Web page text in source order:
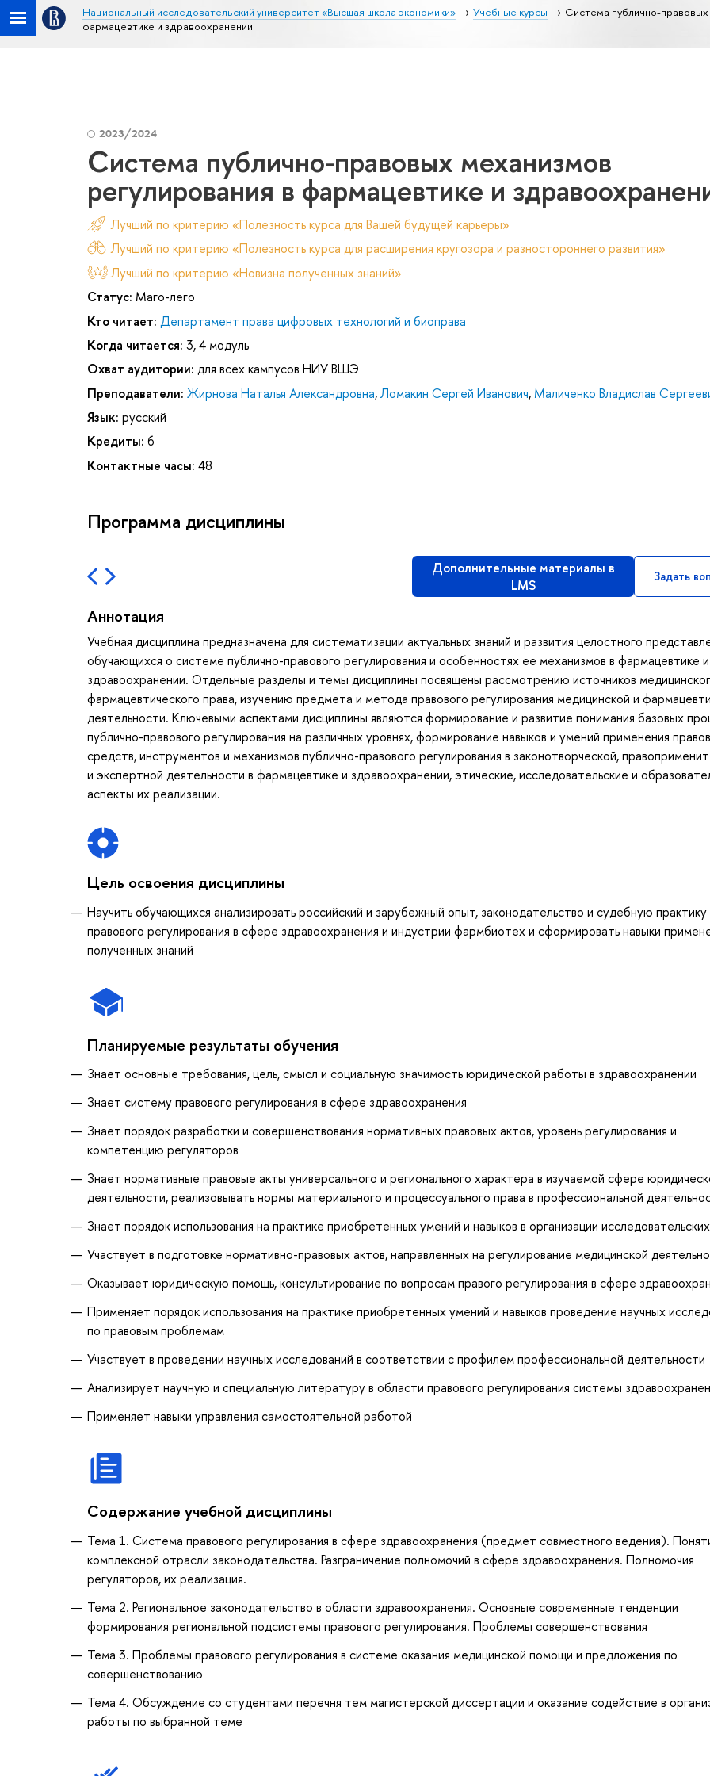
Национальный исследовательский университет «Высшая школа экономики» Учебные курсы
Система публично-
фармацевтике и здравоохранении
2023/2024
Система публично-правовых механизмов
регулирования в фармацевтике и
Лучший по критерию «Полезность курса для Вашей будущей карьеры»
Лучший по критерию «Полезность курса для расширения кругозора и разностороннего развития»
Лучший по критерию «Новизна полученных знаний»
Статус: Маго-лего
Кто читает: Департамент права цифровых технологий и биоправа
Когда читается: 3, 4 модуль
Охват аудитории: для всех кампусов НИУ ВШЭ
Преподаватели: Жирнова Наталья Александровна,Ломакин Сергей Иванович, Маличенко Владислав
Язык: русский
Кредиты: 6
Контактные часы: 48
Программа дисциплины
Дополнительные материалы в
LMS
Задать
Аннотация
Учебная дисциплина предназначена для систематизации актуальных знаний и развития целостного
обучающихся о системе публично-правового регулирования и особенностях ее механизмов в фармацевтике и
здравоохранении. Отдельные разделы и темы дисциплины посвящены рассмотрению источников
фармацевтического права, изучению предмета и метода правового регулирования медицинской и
деятельности. Ключевыми аспектами дисциплины являются формирование и развитие понимания базовых
публично-правового регулирования на различных уровнях, формирование навыков и умений применения
средств, инструментов и механизмов публично-правового регулирования в законотворческой,
и экспертной деятельности в фармацевтике и здравоохранении, этические, исследовательские и
аспекты их реализации.
Цель освоения дисциплины
Научить обучающихся анализировать российский и зарубежный опыт, законодательство и судебную практику
правового регулирования в сфере здравоохранения и индустрии фармбиотех и сформировать навыки
полученных знаний
Планируемые результаты обучения
Знает основные требования, цель, смысл и социальную значимость юридической работы в здравоохранении
Знает систему правового регулирования в сфере здравоохранения
Знает порядок разработки и совершенствования нормативных правовых актов, уровень регулирования и
компетенцию регуляторов
Знает нормативные правовые акты универсального и регионального характера в изучаемой сфере
деятельности, реализовывать нормы материального и процессуального права в профессиональной
Знает порядок использования на практике приобретенных умений и навыков в организации
Участвует в подготовке нормативно-правовых актов, направленных на регулирование медицинской
Оказывает юридическую помощь, консультирование по вопросам правого регулирования в сфере
Применяет порядок использования на практике приобретенных умений и навыков проведение научных
по правовым проблемам
Участвует в проведении научных исследований в соответствии с профилем профессиональной деятельности
Анализирует научную и специальную литературу в области правового регулирования системы
Применяет навыки управления самостоятельной работой
Содержание учебной дисциплины
Тема 1. Система правового регулирования в сфере здравоохранения (предмет совместного ведения).
комплексной отрасли законодательства. Разграничение полномочий в сфере здравоохранения. Полномочия
регуляторов, их реализация.
Тема 2. Региональное законодательство в области здравоохранения. Основные современные тенденции
формирования региональной подсистемы правового регулирования. Проблемы совершенствования
Тема 3. Проблемы правового регулирования в системе оказания медицинской помощи и предложения по
совершенствованию
Тема 4. Обсуждение со студентами перечня тем магистерской диссертации и оказание содействие в
работы по выбранной теме